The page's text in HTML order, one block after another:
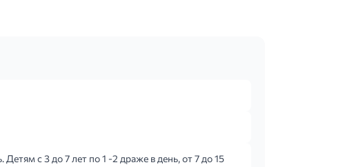
с 3 до 7 лет по 1 -2 драже в день, от 7 до 15